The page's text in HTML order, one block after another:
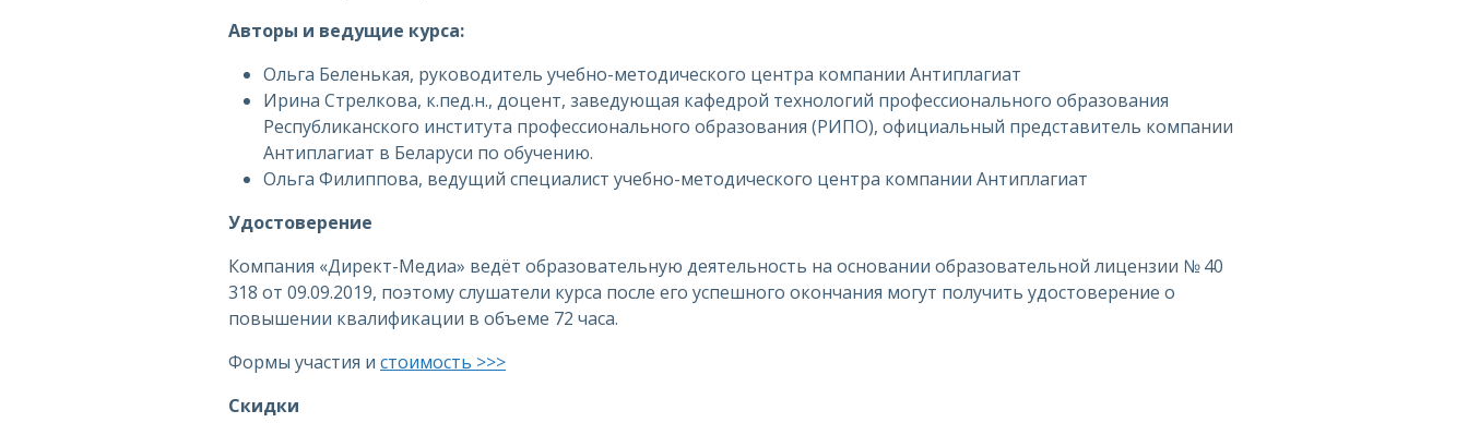
Авторы и ведущие курса:
Ольга Беленькая, руководитель учебно-методического центра компании Антиплагиат
Ирина Стрелкова, к.пед.н., доцент, заведующая кафедрой технологий профессионального образования
Республиканского института профессионального образования (РИПО), официальный представитель компании
Антиплагиат в Беларуси по обучению.
Ольга Филиппова, ведущий специалист учебно-методического центра компании Антиплагиат
Удостоверение
Компания «Директ-Медиа» ведёт образовательную деятельность на основании образовательной лицензии № 40
318 от 09.09.2019, поэтому слушатели курса после его успешного окончания могут получить удостоверение о
повышении квалификации в объеме 72 часа.
Формы участия и стоимость >>>
Скидки